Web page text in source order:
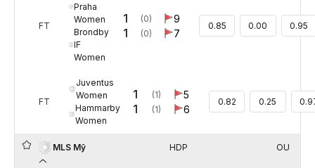
FT
Praha
Women
Brondby
IF
Women
1
1
(0)
(0)
9
7
0.85 0.00 0.95
FT
Juventus
Women
Hammarby
Women
1
1
(1)
(1)
5
6
0.82 0.25
MLS Mỹ HDP OU